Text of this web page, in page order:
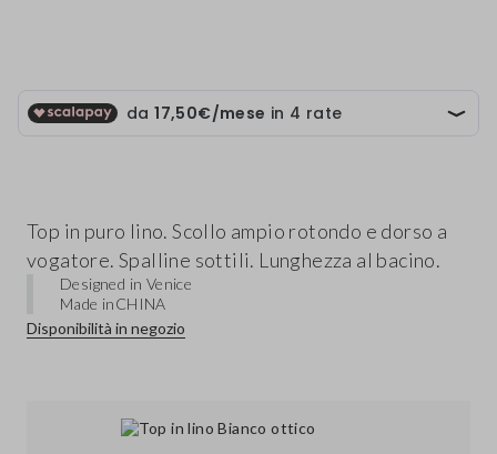
Top in puro lino. Scollo ampio rotondo e dorso a
vogatore. Spalline sottili. Lunghezza al bacino.
Designed in Venice
Made inCHINA
Disponibilità in negozio